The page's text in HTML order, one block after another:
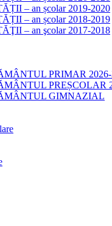
– an școlar 2019-2020
– an școlar 2018-2019
– an şcolar 2017-2018
PRIMAR 2026-
PREȘCOLAR
GIMNAZIAL